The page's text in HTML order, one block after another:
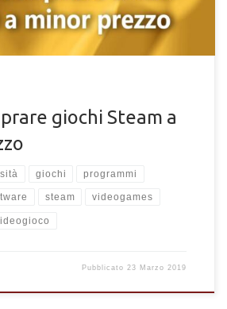
giochi Steam a
giochi programmi
steam videogames
Pubblicato 23 Marzo 2019